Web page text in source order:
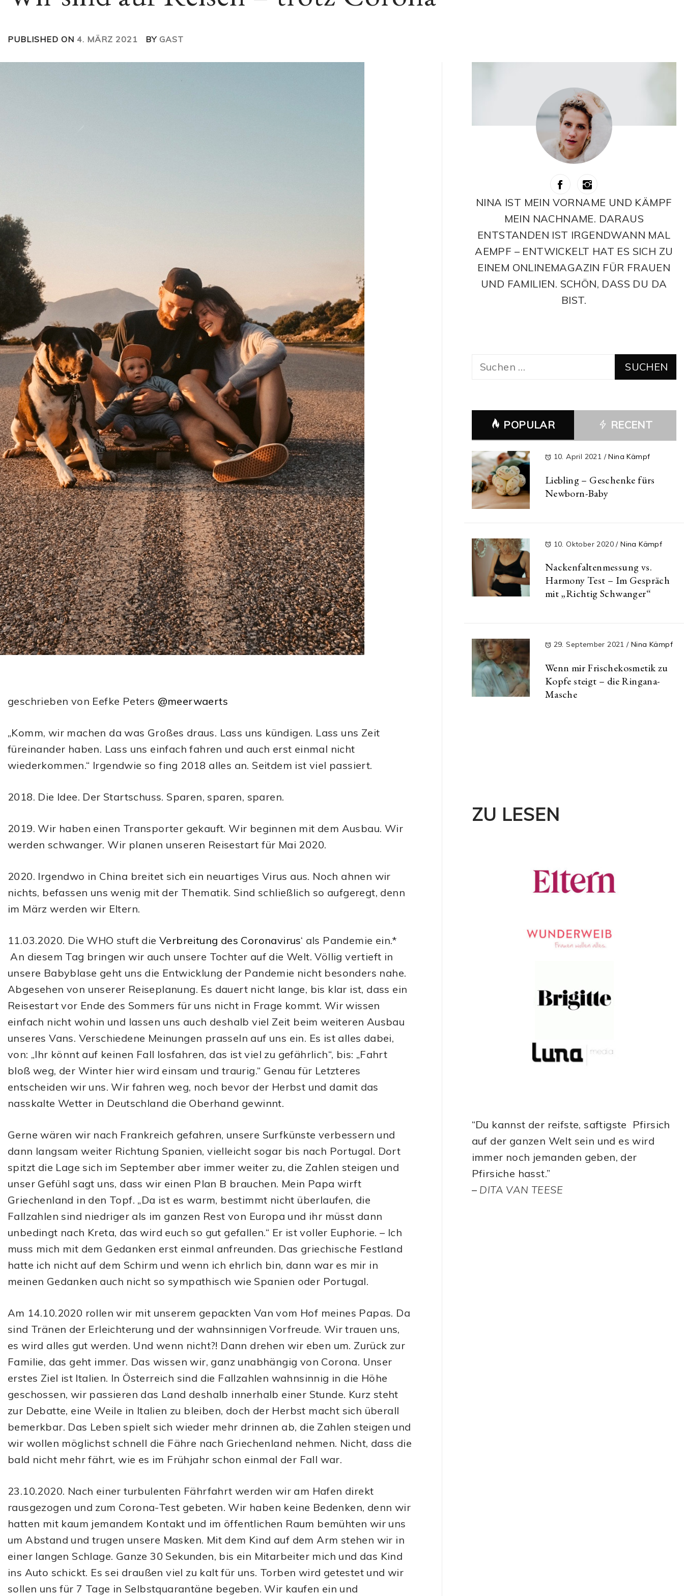
PUBLISHED ON 4. MÄRZ 2021 BY GAST
geschrieben von Eefke Peters @meerwaerts
„Komm, wir machen da was Großes draus. Lass uns kündigen. Lass uns Zeit
füreinander haben. Lass uns einfach fahren und auch erst einmal nicht
wiederkommen.“ Irgendwie so fing 2018 alles an. Seitdem ist viel passiert.
2018. Die Idee. Der Startschuss. Sparen, sparen, sparen.
2019. Wir haben einen Transporter gekauft. Wir beginnen mit dem Ausbau. Wir
werden schwanger. Wir planen unseren Reisestart für Mai 2020.
2020. Irgendwo in China breitet sich ein neuartiges Virus aus. Noch ahnen wir
nichts, befassen uns wenig mit der Thematik. Sind schließlich so aufgeregt, denn
im März werden wir Eltern.
11.03.2020. Die WHO stuft die Verbreitung des Coronavirus‘ als Pandemie ein.*
An diesem Tag bringen wir auch unsere Tochter auf die Welt. Völlig vertieft in
unsere Babyblase geht uns die Entwicklung der Pandemie nicht besonders nahe.
Abgesehen von unserer Reiseplanung. Es dauert nicht lange, bis klar ist, dass ein
Reisestart vor Ende des Sommers für uns nicht in Frage kommt. Wir wissen
einfach nicht wohin und lassen uns auch deshalb viel Zeit beim weiteren Ausbau
unseres Vans. Verschiedene Meinungen prasseln auf uns ein. Es ist alles dabei,
von: „Ihr könnt auf keinen Fall losfahren, das ist viel zu gefährlich“, bis: „Fahrt
bloß weg, der Winter hier wird einsam und traurig.“ Genau für Letzteres
entscheiden wir uns. Wir fahren weg, noch bevor der Herbst und damit das
nasskalte Wetter in Deutschland die Oberhand gewinnt.
Gerne wären wir nach Frankreich gefahren, unsere Surfkünste verbessern und
dann langsam weiter Richtung Spanien, vielleicht sogar bis nach Portugal. Dort
spitzt die Lage sich im September aber immer weiter zu, die Zahlen steigen und
unser Gefühl sagt uns, dass wir einen Plan B brauchen. Mein Papa wirft
Griechenland in den Topf. „Da ist es warm, bestimmt nicht überlaufen, die
Fallzahlen sind niedriger als im ganzen Rest von Europa und ihr müsst dann
unbedingt nach Kreta, das wird euch so gut gefallen.“ Er ist voller Euphorie. – Ich
muss mich mit dem Gedanken erst einmal anfreunden. Das griechische Festland
hatte ich nicht auf dem Schirm und wenn ich ehrlich bin, dann war es mir in
meinen Gedanken auch nicht so sympathisch wie Spanien oder Portugal.
Am 14.10.2020 rollen wir mit unserem gepackten Van vom Hof meines Papas. Da
sind Tränen der Erleichterung und der wahnsinnigen Vorfreude. Wir trauen uns,
es wird alles gut werden. Und wenn nicht?! Dann drehen wir eben um. Zurück zur
Familie, das geht immer. Das wissen wir, ganz unabhängig von Corona. Unser
erstes Ziel ist Italien. In Österreich sind die Fallzahlen wahnsinnig in die Höhe
geschossen, wir passieren das Land deshalb innerhalb einer Stunde. Kurz steht
zur Debatte, eine Weile in Italien zu bleiben, doch der Herbst macht sich überall
bemerkbar. Das Leben spielt sich wieder mehr drinnen ab, die Zahlen steigen und
wir wollen möglichst schnell die Fähre nach Griechenland nehmen. Nicht, dass die
bald nicht mehr fährt, wie es im Frühjahr schon einmal der Fall war.
23.10.2020. Nach einer turbulenten Fährfahrt werden wir am Hafen direkt
rausgezogen und zum Corona-Test gebeten. Wir haben keine Bedenken, denn wir
hatten mit kaum jemandem Kontakt und im öffentlichen Raum bemühten wir uns
um Abstand und trugen unsere Masken. Mit dem Kind auf dem Arm stehen wir in
einer langen Schlage. Ganze 30 Sekunden, bis ein Mitarbeiter mich und das Kind
ins Auto schickt. Es sei draußen viel zu kalt für uns. Torben wird getestet und wir
sollen uns für 7 Tage in Selbstquarantäne begeben. Wir kaufen ein und
NINA IST MEIN VORNAME UND KÄMPF
MEIN NACHNAME. DARAUS
ENTSTANDEN IST IRGENDWANN MAL
AEMPF – ENTWICKELT HAT ES SICH ZU
EINEM ONLINEMAGAZIN FÜR FRAUEN
UND FAMILIEN. SCHÖN, DASS DU DA
BIST.
Suchen
POPULAR RECENT
10. April 2021 / Nina Kämpf
Liebling – Geschenke fürs
Newborn-Baby
10. Oktober 2020/ Nina Kämpf
Nackenfaltenmessung vs.
Harmony Test – Im Gespräch
mit „Richtig Schwanger“
29. September 2021/ Nina Kämpf
Wenn mir Frischekosmetik zu
Kopfe steigt – die Ringana-
Masche
ZU LESEN
“Du kannst der reifste, saftigste Pfirsich
auf der ganzen Welt sein und es wird
immer noch jemanden geben, der
Pfirsiche hasst.”
– DITA VAN TEESE